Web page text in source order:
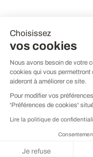
Choisissez
vos cookies
Nous avons besoin de votre
cookies qui vous permettront
aideront à améliorer ce site.
Pour modifier vos
'Préférences de cookies'
Lire la politique de
Je refuse